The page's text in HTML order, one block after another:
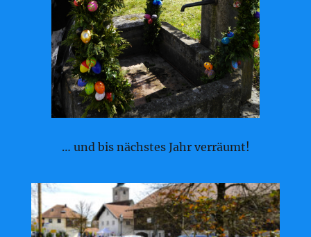
… und bis nächstes Jahr verräumt!